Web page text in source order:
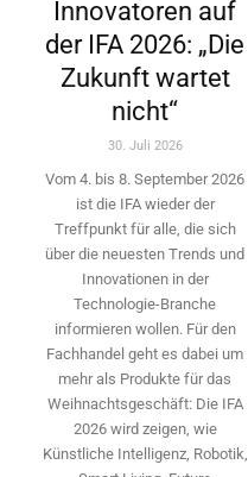
Innovatoren auf
der IFA 2026: „Die
Zukunft wartet
nicht“
30. Juli 2026
Vom 4. bis 8. September 2026
ist die IFA wieder der
Treffpunkt für alle, die sich
über die neuesten Trends und
Innovationen in der
Technologie-­Branche
informieren wollen. Für den
Fachhandel geht es dabei um
mehr als Produkte für das
Weihnachtsgeschäft: Die IFA
2026 wird ­zeigen, wie
Künstliche Intelligenz, Robotik,